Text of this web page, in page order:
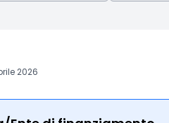
2026